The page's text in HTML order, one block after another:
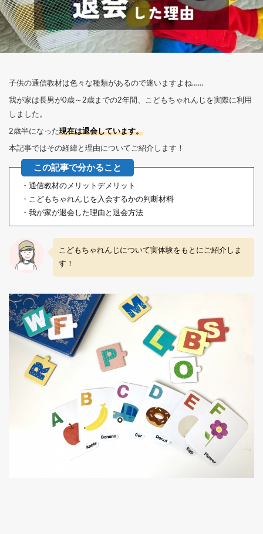
子供の通信教材は色々な種類があるので迷いますよね……
我が家は長男が0歳～2歳までの2年間、こどもちゃれんじを実際に利用
しました。
2歳半になった現在は退会しています。
本記事ではその経緯と理由についてご紹介します！
・通信教材のメリットデメリット
・こどもちゃれんじを入会するかの判断材料
・我が家が退会した理由と退会方法
こどもちゃれんじについて実体験をもとにご紹介しま
す！